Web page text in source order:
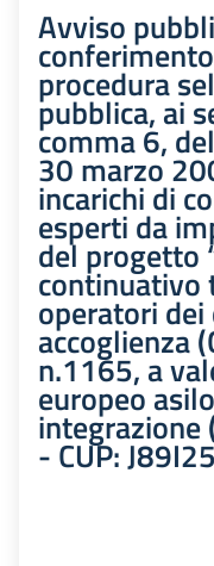
Avviso
procedura
pubblica, ai
comma 6,
30 marzo
incarichi di
esperti da
del progetto
continuativo
operatori
accoglienza
n.1165, a
europeo
- CUP: